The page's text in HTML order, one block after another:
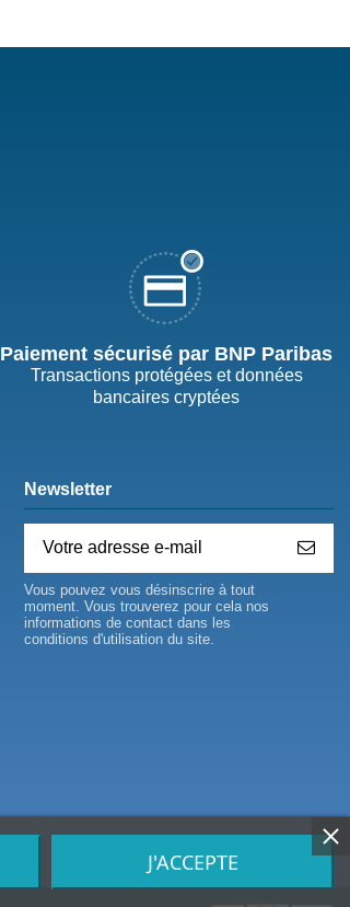
Paiement sécurisé par BNP Paribas
Transactions protégées et données
bancaires cryptées
J'ACCEPTE
Newsletter
Vous pouvez vous désinscrire à tout
moment. Vous trouverez pour cela nos
informations de contact dans les
conditions d'utilisation du site.